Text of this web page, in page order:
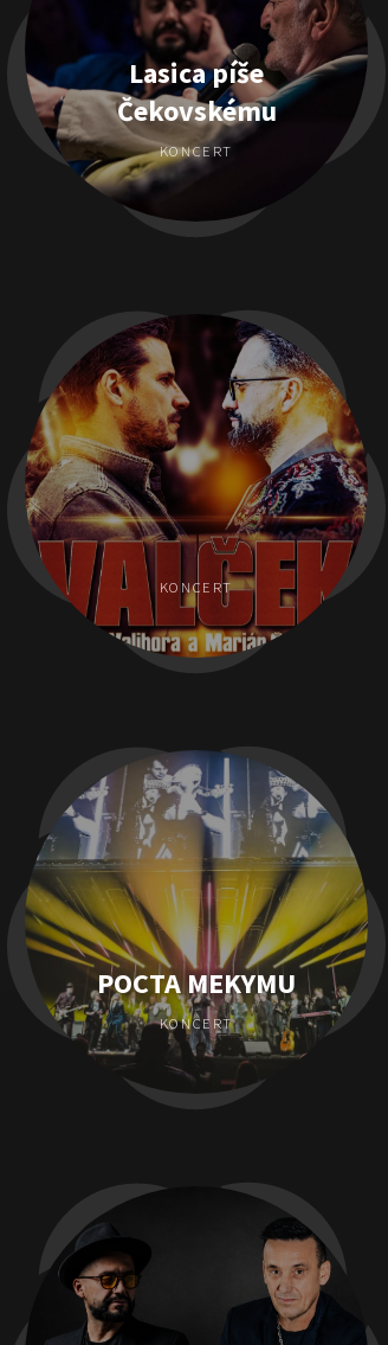
Lasica píše
Čekovskému
KONCERT
KONCERT
POCTA MEKYMU
KONCERT